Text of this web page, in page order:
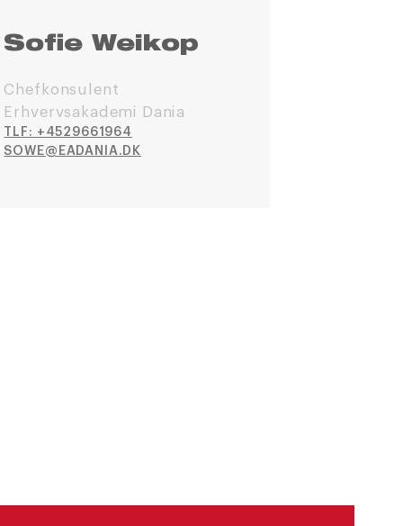
Sofie Weikop
Chefkonsulent
Erhvervsakademi Dania
TLF: +4529661964
SOWE@EADANIA.DK